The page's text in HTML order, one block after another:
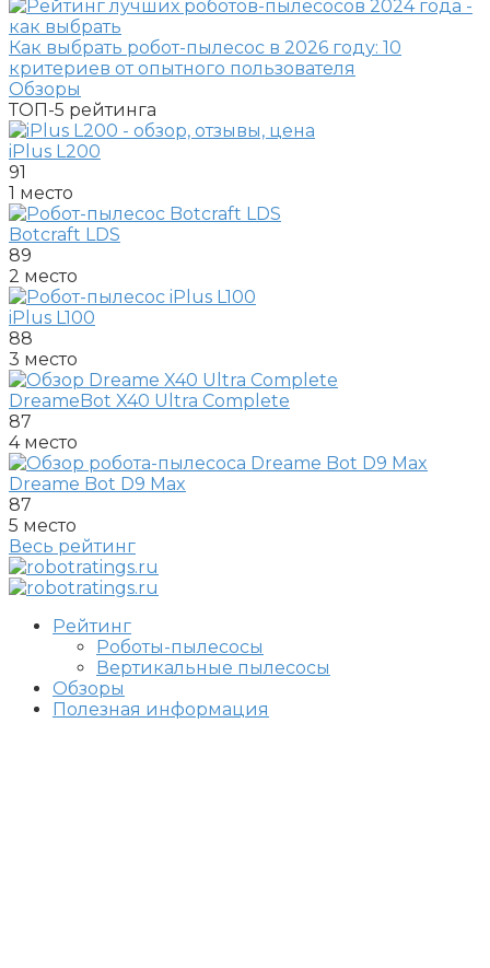
Как выбрать робот-пылесос в 2026 году: 10
критериев от опытного пользователя
Обзоры
ТОП-5 рейтинга
iPlus L200
91
1 место
Botcraft LDS
89
2 место
iPlus L100
88
3 место
DreameBot X40 Ultra Complete
87
4 место
Dreame Bot D9 Max
87
5 место
Весь рейтинг
Рейтинг
Роботы-пылесосы
Вертикальные пылесосы
Обзоры
Полезная информация